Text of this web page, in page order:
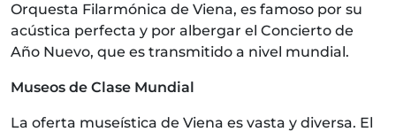
Orquesta Filarmónica de Viena, es famoso por su
acústica perfecta y por albergar el Concierto de
Año Nuevo, que es transmitido a nivel mundial.
Museos de Clase Mundial
La oferta museística de Viena es vasta y diversa. El